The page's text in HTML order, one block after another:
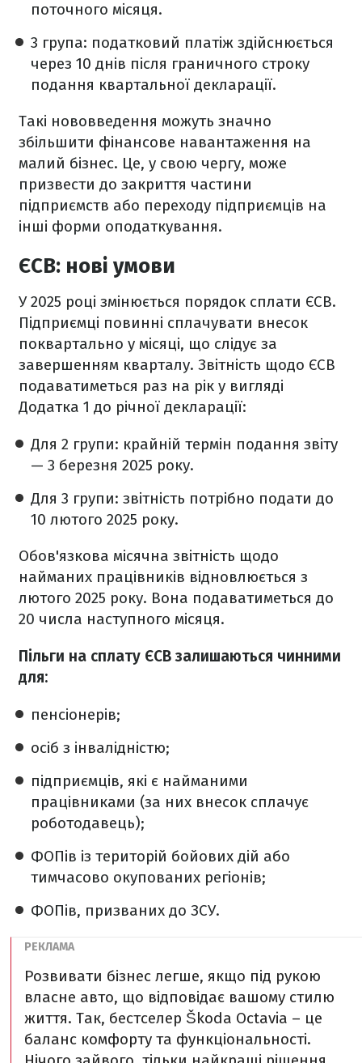
поточного місяця.
3 група: податковий платіж здійснюється
через 10 днів після граничного строку
подання квартальної декларації.
Такі нововведення можуть значно
збільшити фінансове навантаження на
малий бізнес. Це, у свою чергу, може
призвести до закриття частини
підприємств або переходу підприємців на
інші форми оподаткування.
ЄСВ: нові умови
У 2025 році змінюється порядок сплати ЄСВ.
Підприємці повинні сплачувати внесок
поквартально у місяці, що слідує за
завершенням кварталу. Звітність щодо ЄСВ
подаватиметься раз на рік у вигляді
Додатка 1 до річної декларації:
Для 2 групи: крайній термін подання звіту
— 3 березня 2025 року.
Для 3 групи: звітність потрібно подати до
10 лютого 2025 року.
Обов'язкова місячна звітність щодо
найманих працівників відновлюється з
лютого 2025 року. Вона подаватиметься до
20 числа наступного місяця.
Пільги на сплату ЄСВ залишаються чинними
для:
пенсіонерів;
осіб з інвалідністю;
підприємців, які є найманими
працівниками (за них внесок сплачує
роботодавець);
ФОПів із територій бойових дій або
тимчасово окупованих регіонів;
ФОПів, призваних до ЗСУ.
Розвивати бізнес легше, якщо під рукою
власне авто, що відповідає вашому стилю
життя. Так, бестселер Škoda Octavia – це
баланс комфорту та функціональності.